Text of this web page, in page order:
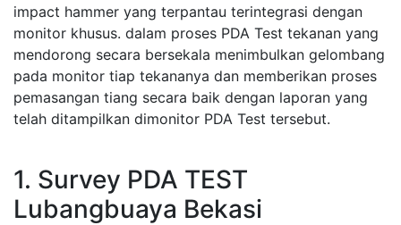
impact hammer yang terpantau terintegrasi dengan
monitor khusus. dalam proses PDA Test tekanan yang
mendorong secara bersekala menimbulkan gelombang
pada monitor tiap tekananya dan memberikan proses
pemasangan tiang secara baik dengan laporan yang
telah ditampilkan dimonitor PDA Test tersebut.
1. Survey PDA TEST
Lubangbuaya Bekasi